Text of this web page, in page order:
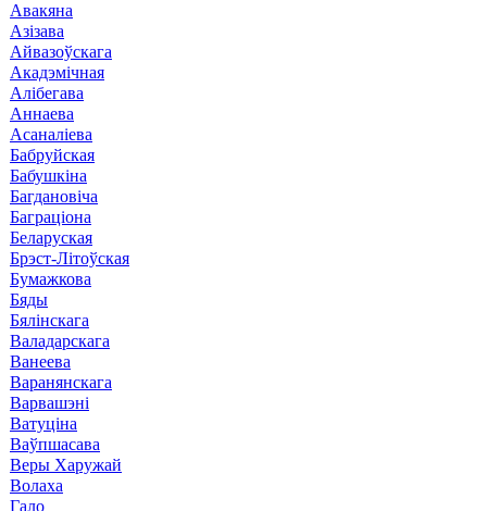
Авакяна
Азізава
Айвазоўскага
Акадэмічная
Алібегава
Аннаева
Асаналіева
Бабруйская
Бабушкіна
Багдановіча
Баграціона
Беларуская
Брэст-Літоўская
Бумажкова
Бяды
Бялінскага
Валадарскага
Ванеева
Варанянскага
Варвашэні
Ватуціна
Ваўпшасава
Веры Харужай
Волаха
Гало